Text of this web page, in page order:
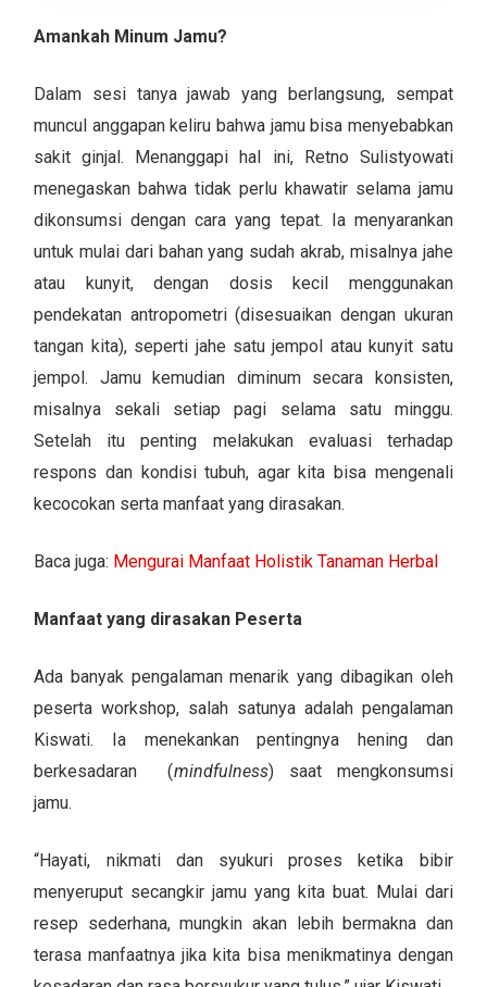
Amankah Minum Jamu?
Dalam sesi tanya jawab yang berlangsung, sempat
muncul anggapan keliru bahwa jamu bisa menyebabkan
sakit ginjal. Menanggapi hal ini, Retno Sulistyowati
menegaskan bahwa tidak perlu khawatir selama jamu
dikonsumsi dengan cara yang tepat. Ia menyarankan
untuk mulai dari bahan yang sudah akrab, misalnya jahe
atau kunyit, dengan dosis kecil menggunakan
pendekatan antropometri (disesuaikan dengan ukuran
tangan kita), seperti jahe satu jempol atau kunyit satu
jempol. Jamu kemudian diminum secara konsisten,
misalnya sekali setiap pagi selama satu minggu.
Setelah itu penting melakukan evaluasi terhadap
respons dan kondisi tubuh, agar kita bisa mengenali
kecocokan serta manfaat yang dirasakan.
Baca juga: Mengurai Manfaat Holistik Tanaman Herbal
Manfaat yang dirasakan Peserta
Ada banyak pengalaman menarik yang dibagikan oleh
peserta workshop, salah satunya adalah pengalaman
Kiswati. Ia menekankan pentingnya hening dan
berkesadaran (mindfulness) saat mengkonsumsi
jamu.
“Hayati, nikmati dan syukuri proses ketika bibir
menyeruput secangkir jamu yang kita buat. Mulai dari
resep sederhana, mungkin akan lebih bermakna dan
terasa manfaatnya jika kita bisa menikmatinya dengan